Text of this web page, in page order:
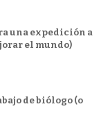
una expedición a
el mundo)
de biólogo (o